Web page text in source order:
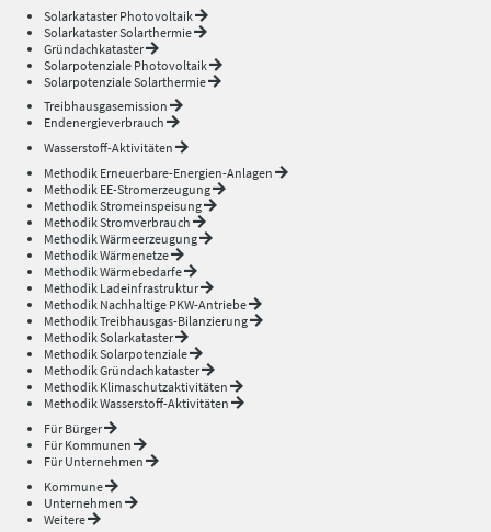
Solarkataster Photovoltaik
Solarkataster Solarthermie
Gründachkataster
Solarpotenziale Photovoltaik
Solarpotenziale Solarthermie
Treibhausgasemission
Endenergieverbrauch
Wasserstoff-Aktivitäten
Methodik Erneuerbare-Energien-Anlagen
Methodik EE-Stromerzeugung
Methodik Stromeinspeisung
Methodik Stromverbrauch
Methodik Wärmeerzeugung
Methodik Wärmenetze
Methodik Wärmebedarfe
Methodik Ladeinfrastruktur
Methodik Nachhaltige PKW-Antriebe
Methodik Treibhausgas-Bilanzierung
Methodik Solarkataster
Methodik Solarpotenziale
Methodik Gründachkataster
Methodik Klimaschutzaktivitäten
Methodik Wasserstoff-Aktivitäten
Für Bürger
Für Kommunen
Für Unternehmen
Kommune
Unternehmen
Weitere